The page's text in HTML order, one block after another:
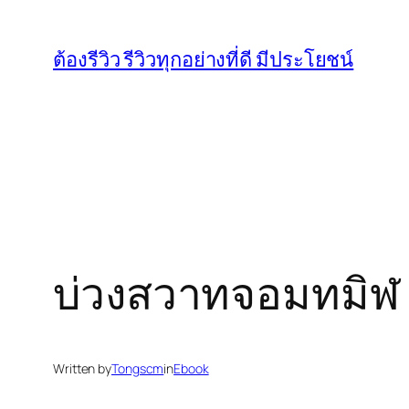
content
ต้องรีวิว รีวิวทุกอย่างที่ดี มีประโยชน์
บ่วงสวาทจอมทมิฬ
Written byTongscminEbook